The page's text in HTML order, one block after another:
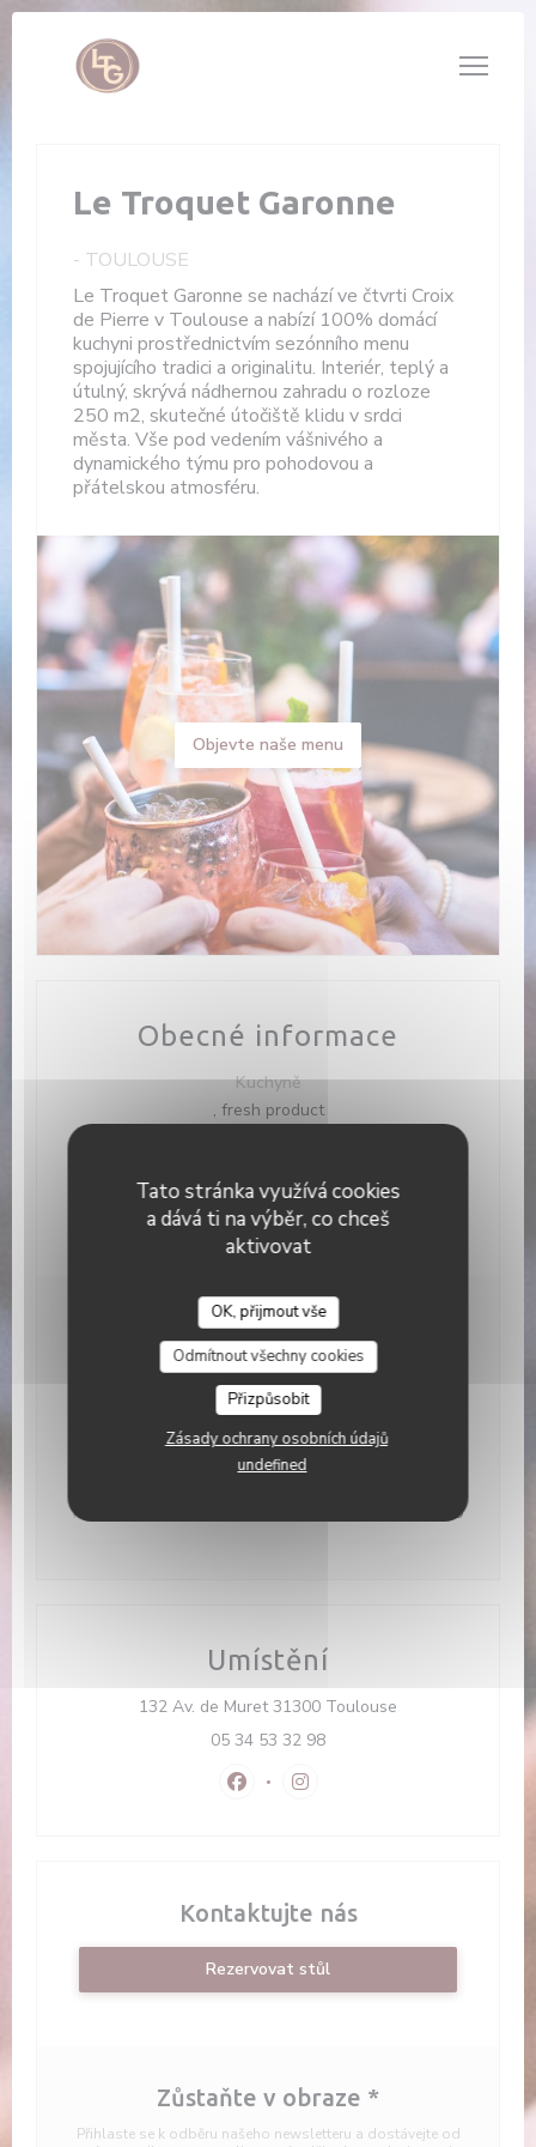
Panel pro správu cookies
Tato stránka využívá cookies
a dává ti na výběr, co chceš
aktivovat
OK, přijmout vše
Odmítnout všechny cookies
Přizpůsobit
Zásady ochrany osobních údajů
undefined
Le Troquet Garonne
- TOULOUSE
Le Troquet Garonne se nachází ve čtvrti Croix
de Pierre v Toulouse a nabízí 100% domácí
kuchyni prostřednictvím sezónního menu
spojujícího tradici a originalitu. Interiér, teplý a
útulný, skrývá nádhernou zahradu o rozloze
250 m2, skutečné útočiště klidu v srdci
města. Vše pod vedením vášnivého a
dynamického týmu pro pohodovou a
přátelskou atmosféru.
Objevte naše menu
Obecné informace
Kuchyně
, fresh product
Služby
Private Hire, Air Conditioning, , , WIFI
Otevírací hodiny
12:00 - 23:00
Neděle 11:00 - 16:00
Umístění
132 Av. de Muret 31300 Toulouse ((otevře se v
05 34 53 32 98
Facebook ((otevře se v novém
Instagram ((otevře se v
Kontaktujte nás
Rezervovat stůl
Zůstaňte v obraze *
Přihlaste se k odběru našeho newsletteru a dostávejte od